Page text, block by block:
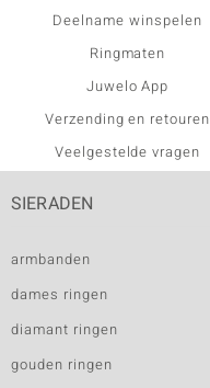
Deelname winspelen
Ringmaten
Juwelo App
Verzending en retouren
Veelgestelde vragen
SIERADEN
armbanden
dames ringen
diamant ringen
gouden ringen